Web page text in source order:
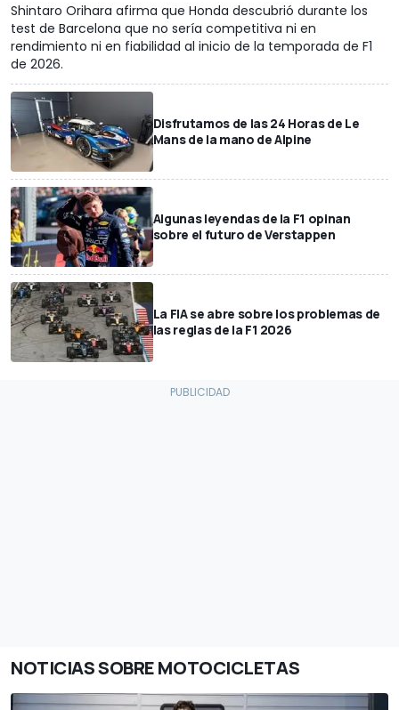
Shintaro Orihara afirma que Honda descubrió durante los
test de Barcelona que no sería competitiva ni en
rendimiento ni en fiabilidad al inicio de la temporada de F1
de 2026.
Disfrutamos de las 24 Horas de Le
Mans de la mano de Alpine
Algunas leyendas de la F1 opinan
sobre el futuro de Verstappen
La FIA se abre sobre los problemas de
las reglas de la F1 2026
NOTICIAS SOBRE MOTOCICLETAS